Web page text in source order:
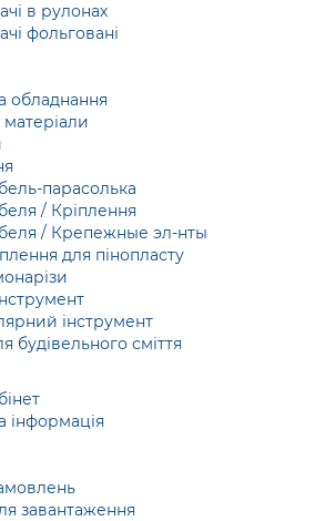
в рулонах
фольговані
обладнання
матеріали
парасолька
/ Кріплення
/ Крепежные эл-нты
для пінопласту
інструмент
будівельного сміття
інформація
завантаження